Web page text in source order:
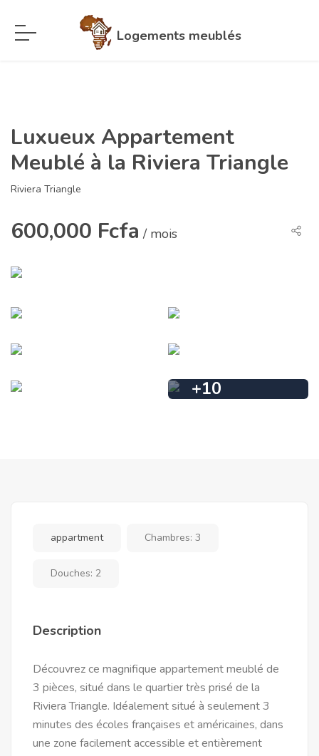
Logements meublés
Luxueux Appartement
Meublé à la Riviera Triangle
Riviera Triangle
600,000 Fcfa / mois
+10
appartment Chambres: 3
Douches: 2
Description
Découvrez ce magnifique appartement meublé de
3 pièces, situé dans le quartier très prisé de la
Riviera Triangle. Idéalement situé à seulement 3
minutes des écoles françaises et américaines, dans
une zone facilement accessible et entièrement